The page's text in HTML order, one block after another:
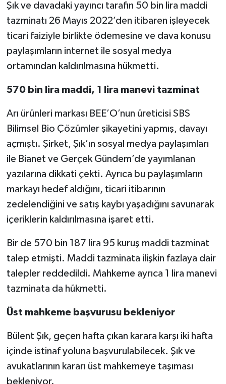
Şık ve davadaki yayıncı tarafın 50 bin lira maddi
tazminatı 26 Mayıs 2022’den itibaren işleyecek
ticari faiziyle birlikte ödemesine ve dava konusu
paylaşımların internet ile sosyal medya
ortamından kaldırılmasına hükmetti.
570 bin lira maddi, 1 lira manevi tazminat
Arı ürünleri markası BEE’O’nun üreticisi SBS
Bilimsel Bio Çözümler şikayetini yapmış, davayı
açmıştı. Şirket, Şık’ın sosyal medya paylaşımları
ile Bianet ve Gerçek Gündem’de yayımlanan
yazılarına dikkati çekti. Ayrıca bu paylaşımların
markayı hedef aldığını, ticari itibarının
zedelendiğini ve satış kaybı yaşadığını savunarak
içeriklerin kaldırılmasına işaret etti.
Bir de 570 bin 187 lira 95 kuruş maddi tazminat
talep etmişti. Maddi tazminata ilişkin fazlaya dair
talepler reddedildi. Mahkeme ayrıca 1 lira manevi
tazminata da hükmetti.
Üst mahkeme başvurusu bekleniyor
Bülent Şık, geçen hafta çıkan karara karşı iki hafta
içinde istinaf yoluna başvurulabilecek. Şık ve
avukatlarının kararı üst mahkemeye taşıması
bekleniyor.